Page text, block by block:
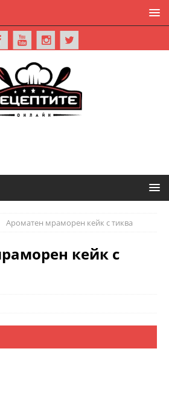
Ароматен мраморен кейк с тиква
кейк с